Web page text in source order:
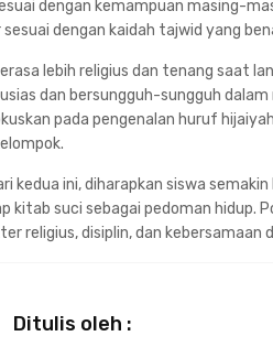
dengan kemampuan masing-
dengan kaidah tajwid yang
lebih religius dan tenang saat
dan bersungguh-sungguh
pada pengenalan huruf
kedua ini, diharapkan siswa
kitab suci sebagai pedoman hidup.
religius, disiplin, dan kebersamaan
Ditulis oleh :